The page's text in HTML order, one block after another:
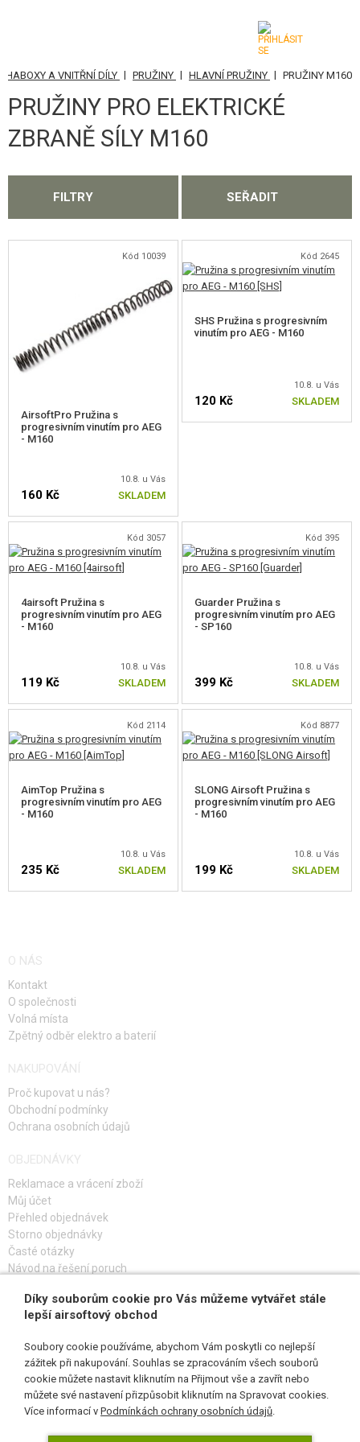
KATEGORIE
AIRSOFTOVÉ ZBRANĚ
AKUMULÁTORY, NABÍJEČKY
ZÁSOBNÍKY, PLNIČKY
BRÝLE, MASKY
VÝSTROJ, UNIFORMY, POUZDRA
VYSÍLAČKY, HEADSETY, KAMERY
DOPLŇKY KE ZBRANÍM, POPRUHY
NÁHRADNÍ DÍLY, UPGRADE
PRO ELEKTRICKÉ ZBRANĚ - VNITŘNÍ
MECHABOXY
SETY VZDUCHOTECHNIKY
RAMÍNKA TRYSKY
TRYSKY
PÍSTY, HŘEBENY
PRUŽINY M120
PRUŽINY M140
DROBNÉ PRUŽINY
VODÍCÍ TRNY PRUŽINY
ZÁPADKY ZP.CHODU
PŘERUŠOVAČE
SPOUŠŤOVÉ KONTAKTY
A VNITŘNÍ DÍLY | PRUŽINY | HLAVNÍ PRUŽINY | PRUŽINY M160
PRUŽINY PRO ELEKTRICKÉ
ZBRANĚ SÍLY M160
FILTRY SEŘADIT
Kód 10039
AirsoftPro Pružina s
progresivním vinutím pro AEG
- M160
10.8. u Vás
160 Kč SKLADEM
Kód 2645
SHS Pružina s progresivním
vinutím pro AEG - M160
10.8. u Vás
120 Kč SKLADEM
Kód 3057
4airsoft Pružina s
progresivním vinutím pro AEG
- M160
10.8. u Vás
119 Kč SKLADEM
Kód 395
Guarder Pružina s
progresivním vinutím pro AEG
- SP160
10.8. u Vás
399 Kč SKLADEM
Kód 2114
AimTop Pružina s
progresivním vinutím pro AEG
- M160
10.8. u Vás
235 Kč SKLADEM
Kód 8877
SLONG Airsoft Pružina s
progresivním vinutím pro AEG
- M160
10.8. u Vás
199 Kč SKLADEM
O NÁS
Kontakt
O společnosti
Volná místa
Zpětný odběr elektro a baterií
NAKUPOVÁNÍ
Proč kupovat u nás?
Obchodní podmínky
Ochrana osobních údajů
OBJEDNÁVKY
Reklamace a vrácení zboží
Můj účet
Přehled objednávek
Storno objednávky
Časté otázky
Návod na řešení poruch
PŘIHLAŠ SE K ODBĚRU
SLEDUJ NÁS
Díky souborům cookie pro Vás můžeme vytvářet stále
lepší airsoftový obchod
Soubory cookie používáme, abychom Vám poskytli co nejlepší
zážitek při nakupování. Souhlas se zpracováním všech souborů
cookie můžete nastavit kliknutím na Přijmout vše a zavřít nebo
můžete své nastavení přizpůsobit kliknutím na Spravovat cookies.
Více informací v Podmínkách ochrany osobních údajů.